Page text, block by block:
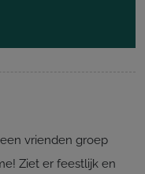
vrienden groep
Ziet er feestlijk en